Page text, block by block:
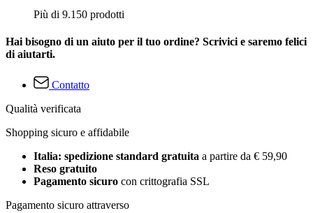
Più di 9.150 prodotti
Hai bisogno di un aiuto per il tuo ordine? Scrivici e saremo felici
di aiutarti.
Contatto
Qualità verificata
Shopping sicuro e affidabile
Italia: spedizione standard gratuita a partire da € 59,90
Reso gratuito
Pagamento sicuro con crittografia SSL
Pagamento sicuro attraverso